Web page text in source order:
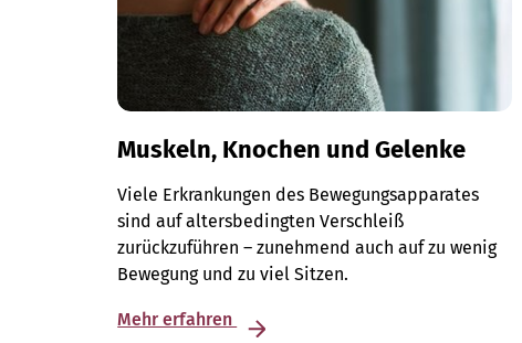
Muskeln, Knochen und Gelenke
Viele Erkrankungen des Bewegungsapparates
sind auf altersbedingten Verschleiß
zurückzuführen – zunehmend auch auf zu wenig
Bewegung und zu viel Sitzen.
Mehr erfahren